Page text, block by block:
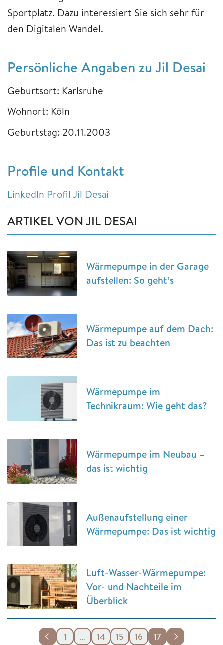
Sportplatz. Dazu interessiert Sie sich sehr für
den Digitalen Wandel.
Persönliche Angaben zu Jil Desai
Geburtsort: Karlsruhe
Wohnort: Köln
Geburtstag: 20.11.2003
Profile und Kontakt
LinkedIn Profil Jil Desai
ARTIKEL VON JIL DESAI
Wärmepumpe in der Garage
aufstellen: So geht’s
Wärmepumpe auf dem Dach:
Das ist zu beachten
Wärmepumpe im
Technikraum: Wie geht das?
Wärmepumpe im Neubau –
das ist wichtig
Außenaufstellung einer
Wärmepumpe: Das ist wichtig
Luft-Wasser-Wärmepumpe:
Vor- und Nachteile im
Überblick
1 … 14 15 16 17